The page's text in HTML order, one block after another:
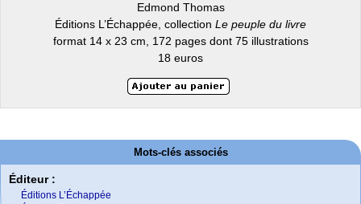
Edmond Thomas
Éditions L’Échappée, collection Le peuple du livre
format 14 x 23 cm, 172 pages dont 75 illustrations
18 euros
Mots-clés associés
Éditeur :
Éditions L’Échappée